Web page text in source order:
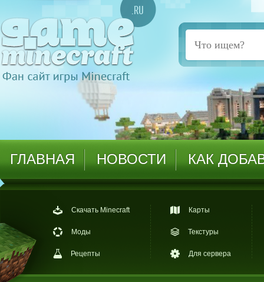
ГЛАВНАЯ НОВОСТИ КАК
Скачать Minecraft
Моды
Рецепты
Карты
Текстуры
Для сервера